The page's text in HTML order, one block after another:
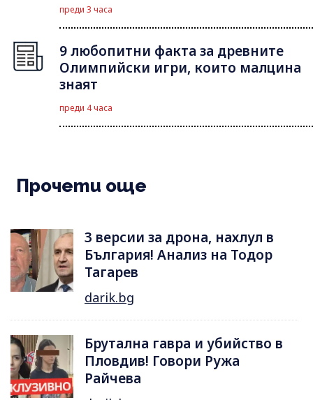
преди 3 часа
9 любопитни факта за древните
Олимпийски игри, които малцина
знаят
преди 4 часа
Прочети още
3 версии за дрона, нахлул в
България! Анализ на Тодор
Тагарев
darik.bg
Брутална гавра и убийство в
Пловдив! Говори Ружа
Райчева